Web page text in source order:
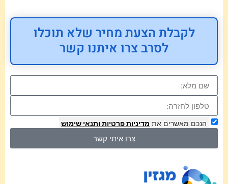
לקבלת הצעת מחיר שלא תוכלו
לסרב צרו איתנו קשר
הנכם מאשרים את מדיניות פרטיות ותנאי שימוש
צרו איתי קשר